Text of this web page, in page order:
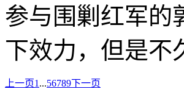
参与围剿红军的
下效力，但是不
上一页1 ...56789下一页